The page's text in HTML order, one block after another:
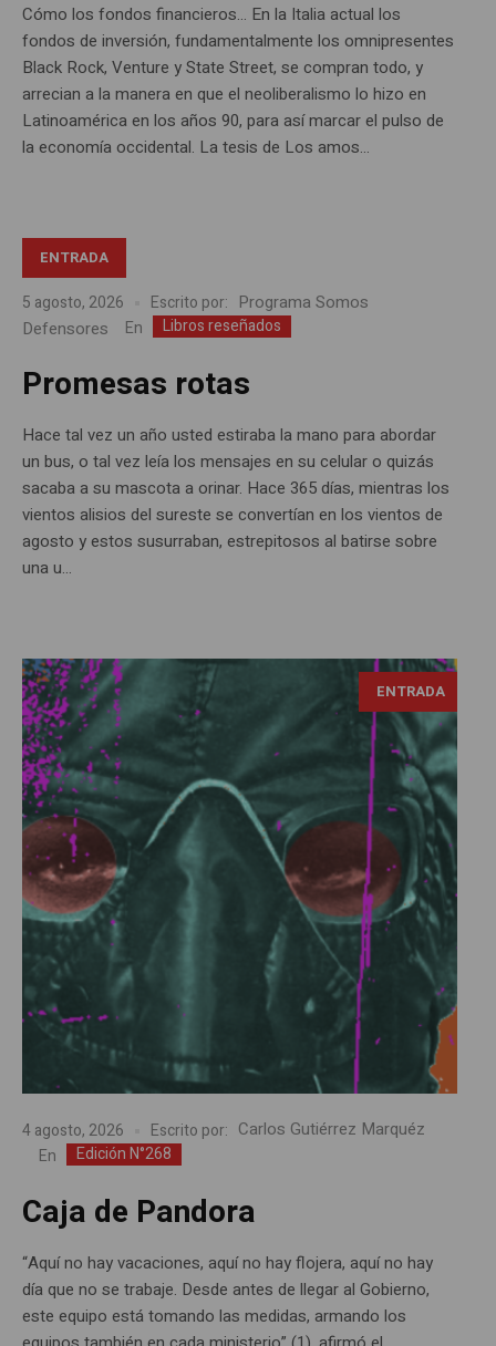
Cómo los fondos financieros… En la Italia actual los
fondos de inversión, fundamentalmente los omnipresentes
Black Rock, Venture y State Street, se compran todo, y
arrecian a la manera en que el neoliberalismo lo hizo en
Latinoamérica en los años 90, para así marcar el pulso de
la economía occidental. La tesis de Los amos...
ENTRADA
5 agosto, 2026 Escrito por: Programa Somos
Defensores
En Libros reseñados
Promesas rotas
Hace tal vez un año usted estiraba la mano para abordar
un bus, o tal vez leía los mensajes en su celular o quizás
sacaba a su mascota a orinar. Hace 365 días, mientras los
vientos alisios del sureste se convertían en los vientos de
agosto y estos susurraban, estrepitosos al batirse sobre
una u...
ENTRADA
4 agosto, 2026 Escrito por: Carlos Gutiérrez Marquéz
En Edición N°268
Caja de Pandora
“Aquí no hay vacaciones, aquí no hay flojera, aquí no hay
día que no se trabaje. Desde antes de llegar al Gobierno,
este equipo está tomando las medidas, armando los